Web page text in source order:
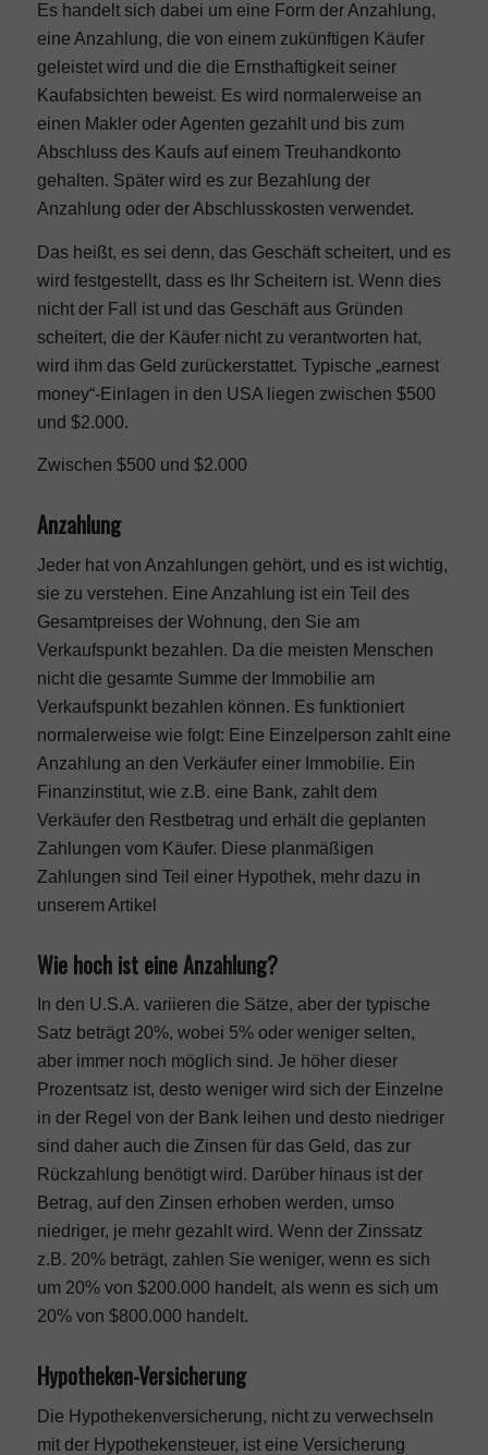
Es handelt sich dabei um eine Form der Anzahlung,
eine Anzahlung, die von einem zukünftigen Käufer
geleistet wird und die die Ernsthaftigkeit seiner
Kaufabsichten beweist. Es wird normalerweise an
einen Makler oder Agenten gezahlt und bis zum
Abschluss des Kaufs auf einem Treuhandkonto
gehalten. Später wird es zur Bezahlung der
Anzahlung oder der Abschlusskosten verwendet.
Das heißt, es sei denn, das Geschäft scheitert, und es
wird festgestellt, dass es Ihr Scheitern ist. Wenn dies
nicht der Fall ist und das Geschäft aus Gründen
scheitert, die der Käufer nicht zu verantworten hat,
wird ihm das Geld zurückerstattet. Typische „earnest
money“-Einlagen in den USA liegen zwischen $500
und $2.000.
Zwischen $500 und $2.000
Anzahlung
Jeder hat von Anzahlungen gehört, und es ist wichtig,
sie zu verstehen. Eine Anzahlung ist ein Teil des
Gesamtpreises der Wohnung, den Sie am
Verkaufspunkt bezahlen. Da die meisten Menschen
nicht die gesamte Summe der Immobilie am
Verkaufspunkt bezahlen können. Es funktioniert
normalerweise wie folgt: Eine Einzelperson zahlt eine
Anzahlung an den Verkäufer einer Immobilie. Ein
Finanzinstitut, wie z.B. eine Bank, zahlt dem
Verkäufer den Restbetrag und erhält die geplanten
Zahlungen vom Käufer. Diese planmäßigen
Zahlungen sind Teil einer Hypothek, mehr dazu in
unserem Artikel
Wie hoch ist eine Anzahlung?
In den U.S.A. variieren die Sätze, aber der typische
Satz beträgt 20%, wobei 5% oder weniger selten,
aber immer noch möglich sind. Je höher dieser
Prozentsatz ist, desto weniger wird sich der Einzelne
in der Regel von der Bank leihen und desto niedriger
sind daher auch die Zinsen für das Geld, das zur
Rückzahlung benötigt wird. Darüber hinaus ist der
Betrag, auf den Zinsen erhoben werden, umso
niedriger, je mehr gezahlt wird. Wenn der Zinssatz
z.B. 20% beträgt, zahlen Sie weniger, wenn es sich
um 20% von $200.000 handelt, als wenn es sich um
20% von $800.000 handelt.
Hypotheken-Versicherung
Die Hypothekenversicherung, nicht zu verwechseln
mit der Hypothekensteuer, ist eine Versicherung